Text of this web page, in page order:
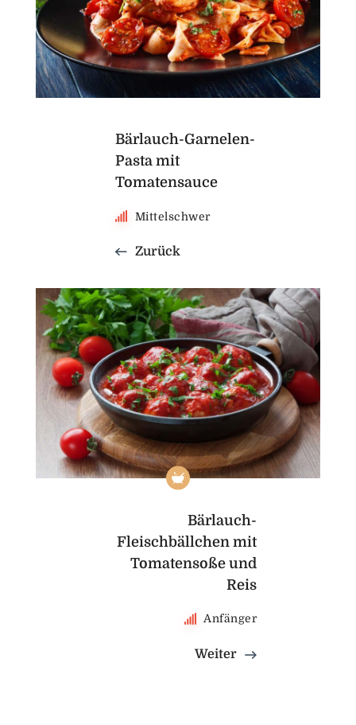
Bärlauch-Garnelen-
Pasta mit
Tomatensauce
Mittelschwer
Zurück
Bärlauch-
Fleischbällchen mit
Tomatensoße und
Reis
Anfänger
Weiter